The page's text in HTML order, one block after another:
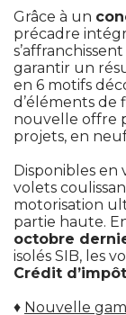
Grâce à un
précadre
garantir un
en 6 motifs
d’éléments de
nouvelle offre
projets, en
Disponibles en
volets
motorisation
partie haute.
octobre
isolés SIB, les
Crédit
♦ Nouvelle